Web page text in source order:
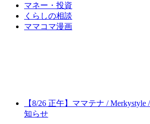
マネー・投資
くらしの相談
ママコマ漫画
【8/26 正午】ママテナ /
知らせ